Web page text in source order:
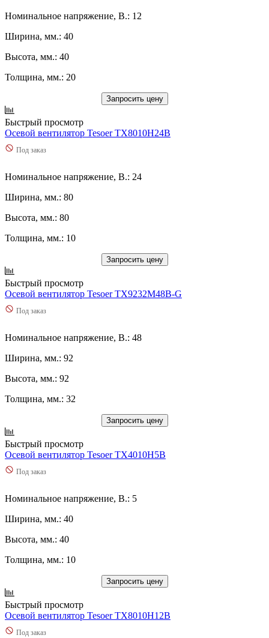
Номинальное напряжение, В.: 12
Ширина, мм.: 40
Высота, мм.: 40
Толщина, мм.: 20
Запросить цену
Быстрый просмотр
Осевой вентилятор Tesoer TX8010H24B
Под заказ
Номинальное напряжение, В.: 24
Ширина, мм.: 80
Высота, мм.: 80
Толщина, мм.: 10
Запросить цену
Быстрый просмотр
Осевой вентилятор Tesoer TX9232M48B-G
Под заказ
Номинальное напряжение, В.: 48
Ширина, мм.: 92
Высота, мм.: 92
Толщина, мм.: 32
Запросить цену
Быстрый просмотр
Осевой вентилятор Tesoer TX4010H5B
Под заказ
Номинальное напряжение, В.: 5
Ширина, мм.: 40
Высота, мм.: 40
Толщина, мм.: 10
Запросить цену
Быстрый просмотр
Осевой вентилятор Tesoer TX8010H12B
Под заказ